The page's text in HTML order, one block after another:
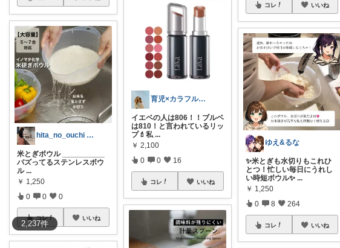
2,237件
hita_no_ouchi ▷ig♡
米とぎボウル __________
バズってるステンレスボウ
ル ...
￥ 1,250
0 0 0
コレ いいね
育児×カラフルで明るい子育てを🎪🫟
イエベの人は806！！ブルベ
は810！と言われているリッ
プ💄私 ...
￥ 2,100
0 0 16
コレ いいね
コレ いいね
ゆえ&るな
✨米とぎも水切りもこれひ
とつ！忙しい毎日にうれし
い時短ボウル✨ ...
￥ 1,250
0 8 264
コレ いいね